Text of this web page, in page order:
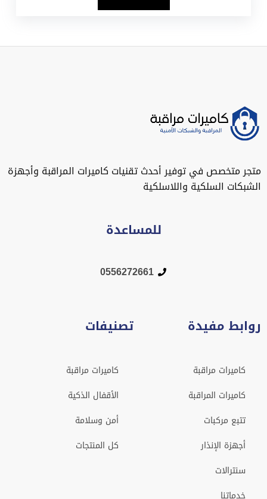
متجر متخصص في توفير أحدث تقنيات كاميرات المراقبة وأجهزة
الشبكات السلكية واللاسلكية
للمساعدة
0556272661
روابط مفيدة
كاميرات مراقبة
كاميرات المراقبة
تتبع مركبات
أجهزة الإنذار
سنترالات
خدماتنا
تصنيفات
كاميرات مراقبة
الأقفال الذكية
أمن وسلامة
كل المنتجات